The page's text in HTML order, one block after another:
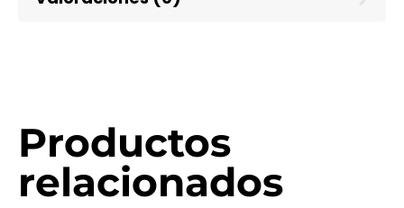
Productos
relacionados